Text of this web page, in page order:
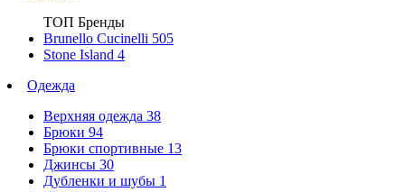
ТОП Бренды
Brunello Cucinelli 505
Stone Island 4
Одежда
Верхняя одежда 38
Брюки 94
Брюки спортивные 13
Джинсы 30
Дубленки и шубы 1